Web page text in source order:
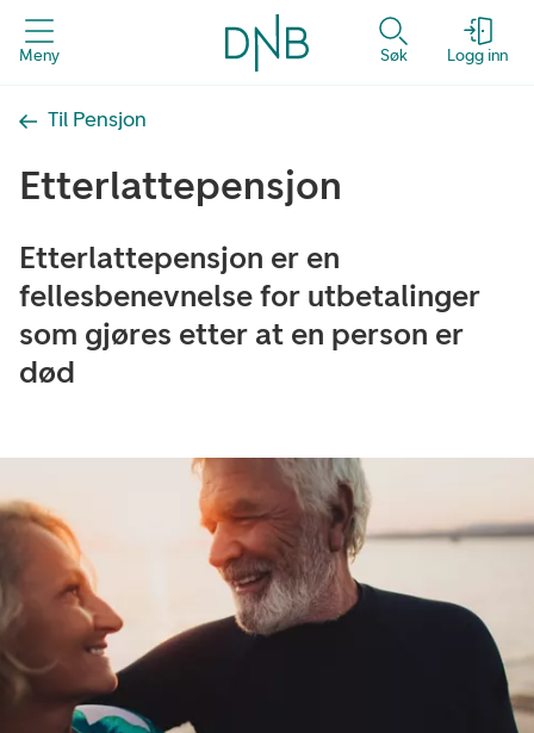
Meny Søk Logg inn
Til Pensjon
Etterlattepensjon
Etterlattepensjon er en
fellesbenevnelse for utbetalinger
som gjøres etter at en person er
død